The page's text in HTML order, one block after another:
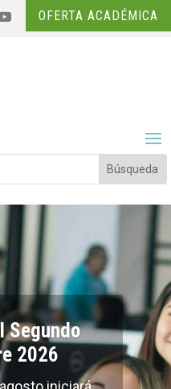
OFERTA ACADÉMICA
Segundo
2026